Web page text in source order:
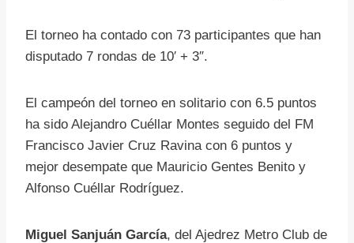
El torneo ha contado con 73 participantes que han
disputado 7 rondas de 10′ + 3″.
El campeón del torneo en solitario con 6.5 puntos
ha sido Alejandro Cuéllar Montes seguido del FM
Francisco Javier Cruz Ravina con 6 puntos y
mejor desempate que Mauricio Gentes Benito y
Alfonso Cuéllar Rodríguez.
Miguel Sanjuán García, del Ajedrez Metro Club de